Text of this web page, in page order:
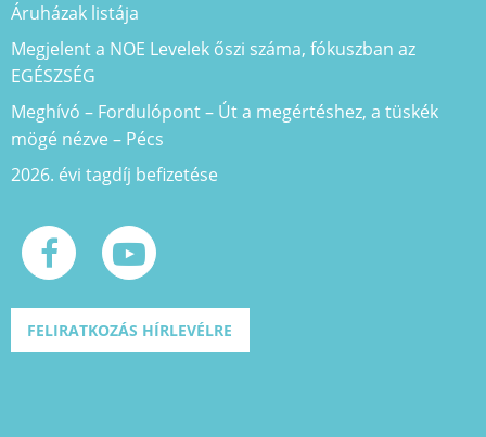
Áruházak listája
Megjelent a NOE Levelek őszi száma, fókuszban az
EGÉSZSÉG
Meghívó – Fordulópont – Út a megértéshez, a tüskék
mögé nézve – Pécs
2026. évi tagdíj befizetése
FELIRATKOZÁS HÍRLEVÉLRE